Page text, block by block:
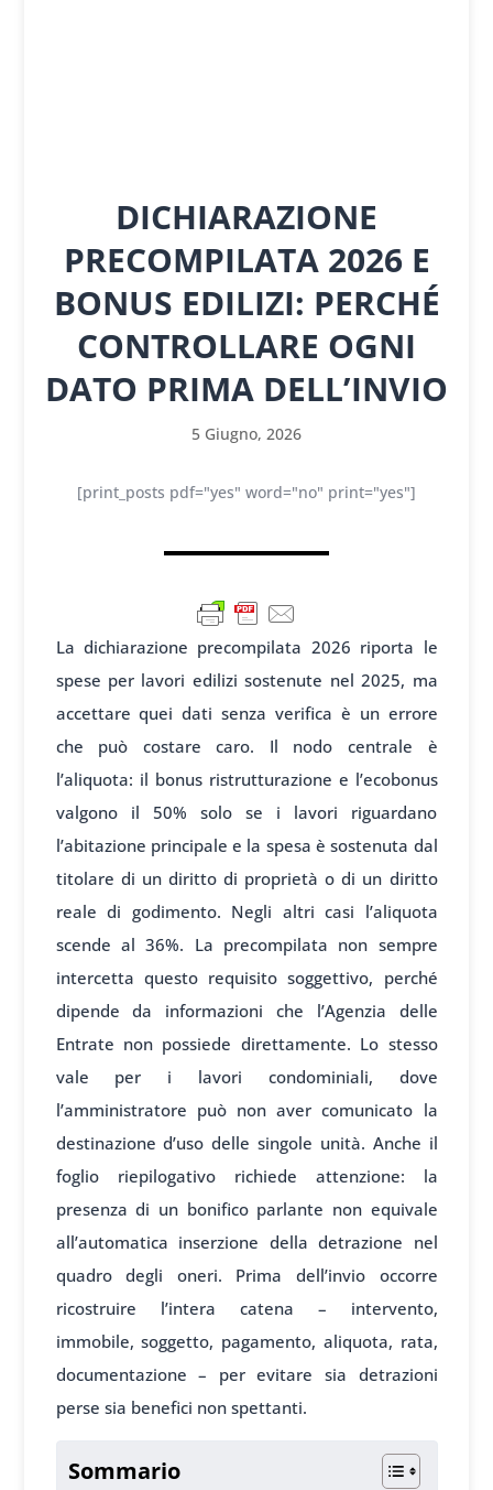
DICHIARAZIONE
PRECOMPILATA 2026 E
BONUS EDILIZI: PERCHÉ
CONTROLLARE OGNI
DATO PRIMA DELL’INVIO
5 Giugno, 2026
[print_posts pdf="yes" word="no" print="yes"]
La dichiarazione precompilata 2026 riporta le
spese per lavori edilizi sostenute nel 2025, ma
accettare quei dati senza verifica è un errore
che può costare caro. Il nodo centrale è
l’aliquota: il bonus ristrutturazione e l’ecobonus
valgono il 50% solo se i lavori riguardano
l’abitazione principale e la spesa è sostenuta dal
titolare di un diritto di proprietà o di un diritto
reale di godimento. Negli altri casi l’aliquota
scende al 36%. La precompilata non sempre
intercetta questo requisito soggettivo, perché
dipende da informazioni che l’Agenzia delle
Entrate non possiede direttamente. Lo stesso
vale per i lavori condominiali, dove
l’amministratore può non aver comunicato la
destinazione d’uso delle singole unità. Anche il
foglio riepilogativo richiede attenzione: la
presenza di un bonifico parlante non equivale
all’automatica inserzione della detrazione nel
quadro degli oneri. Prima dell’invio occorre
ricostruire l’intera catena – intervento,
immobile, soggetto, pagamento, aliquota, rata,
documentazione – per evitare sia detrazioni
perse sia benefici non spettanti.
Sommario